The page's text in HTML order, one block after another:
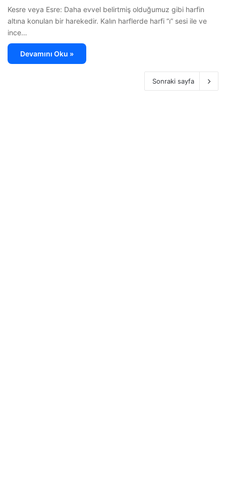
Kesre veya Esre: Daha evvel belirtmiş olduğumuz gibi harfin
altına konulan bir harekedir. Kalın harflerde harfi “ı” sesi ile ve
ince…
Devamını Oku »
Sonraki sayfa